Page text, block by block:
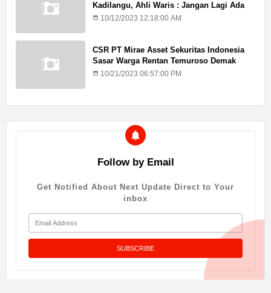
Kadilangu, Ahli Waris : Jangan Lagi Ada
Penundaan Hukuman
10/12/2023 12:18:00 AM
CSR PT Mirae Asset Sekuritas Indonesia
Sasar Warga Rentan Temuroso Demak
10/21/2023 06:57:00 PM
Follow by Email
Get Notified About Next Update Direct to Your
inbox